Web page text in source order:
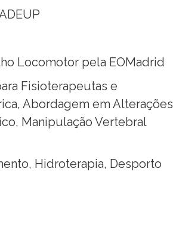
Locomotor pela EOMadrid
Fisioterapeutas e
Abordagem em Alterações
Manipulação Vertebral
Hidroterapia, Desporto